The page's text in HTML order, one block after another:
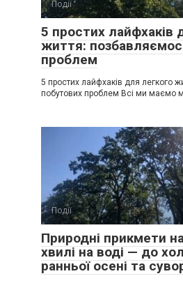
Події
5 простих лайфхаків
життя:
проблем
5 простих лайфхаків для легкого
побутових проблем Всі ми маємо
Події
Природні прикмети
хвилі на воді — до
ранньої осені та